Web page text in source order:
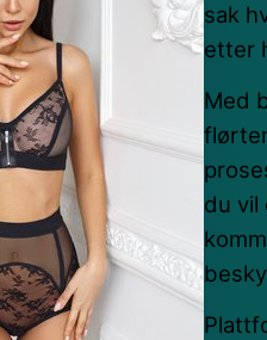
sak
etter
Med
du vil